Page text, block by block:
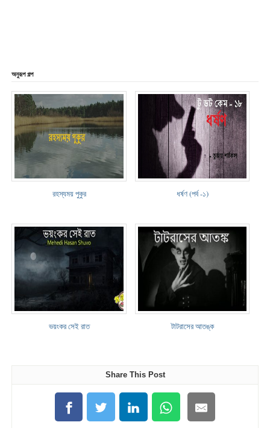
অনুরূপ গল্প
রহস্যময় পুকুর ধর্ষণ (পর্ব -১)
ভয়ংকর সেই রাত টাটরাসের আতঙ্ক
Share This Post